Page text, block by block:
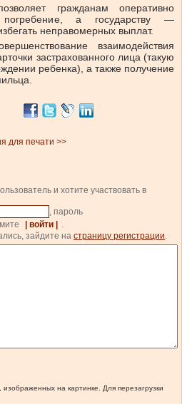
гражданам оперативно
а государству —
неправомерных выплат.
взаимодействия
застрахованного лица (такую
ребенка), а также получение
для печати >>
и хотите участвовать в
, пароль
| войти |
.
зайдите на страницу регистрации.
на картинке. Для перезагрузки